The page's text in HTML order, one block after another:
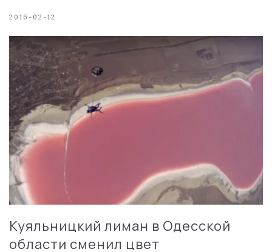
2016-02-12
Куяльницкий лиман в Одесской
области сменил цвет